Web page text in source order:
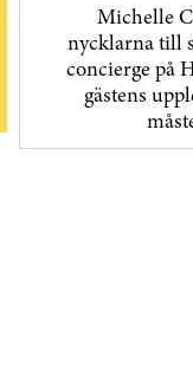
Michelle
nycklarna till
concierge på
gästens